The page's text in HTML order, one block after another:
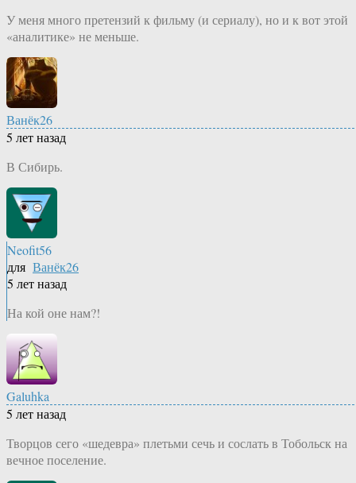
У меня много претензий к фильму (и сериалу), но и к вот этой
«аналитике» не меньше.
Ванёк26
5 лет назад
В Сибирь.
Neofit56
для Ванёк26
5 лет назад
На кой оне нам?!
Galuhka
5 лет назад
Творцов сего «шедевра» плетьми сечь и сослать в Тобольск на
вечное поселение.